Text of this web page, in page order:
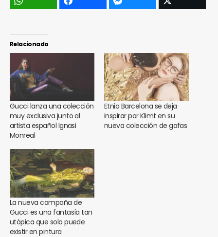
Relacionado
Gucci lanza una colección
muy exclusiva junto al
artista español Ignasi
Monreal
Etnia Barcelona se deja
inspirar por Klimt en su
nueva colección de gafas
La nueva campaña de
Gucci es una fantasía tan
utópica que solo puede
existir en pintura